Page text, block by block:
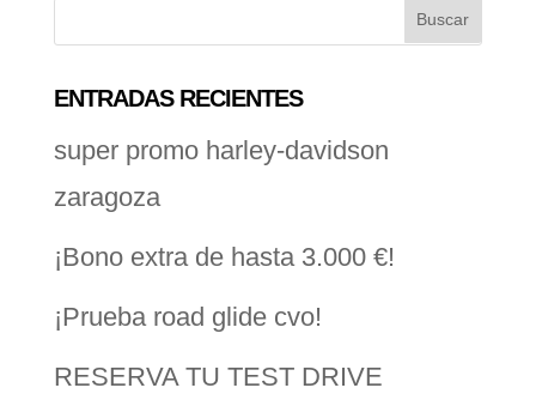
ENTRADAS RECIENTES
super promo harley-davidson
zaragoza
¡Bono extra de hasta 3.000 €!
¡Prueba road glide cvo!
RESERVA TU TEST DRIVE